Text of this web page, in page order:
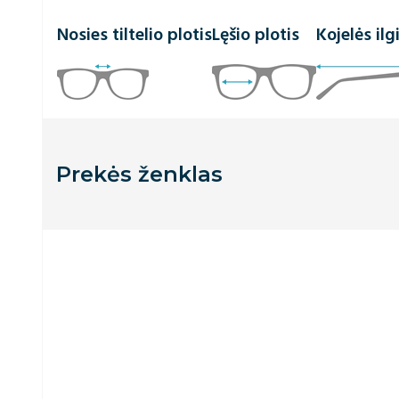
Nosies tiltelio plotisLęšio plotis Kojelės
Prekės ženklas